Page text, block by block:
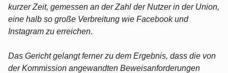
kurzer Zeit, gemessen an der Zahl der Nutzer in der Union,
eine halb so große Verbreitung wie Facebook und
Instagram zu erreichen.
Das Gericht gelangt ferner zu dem Ergebnis, dass die von
der Kommission angewandten Beweisanforderungen